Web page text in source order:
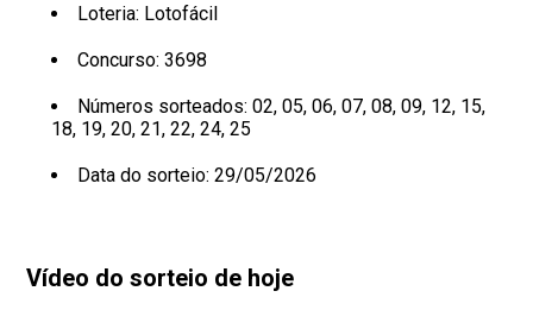
Loteria: Lotofácil
Concurso: 3698
Números sorteados: 02, 05, 06, 07, 08, 09, 12, 15,
18, 19, 20, 21, 22, 24, 25
Data do sorteio: 29/05/2026
Vídeo do sorteio de hoje